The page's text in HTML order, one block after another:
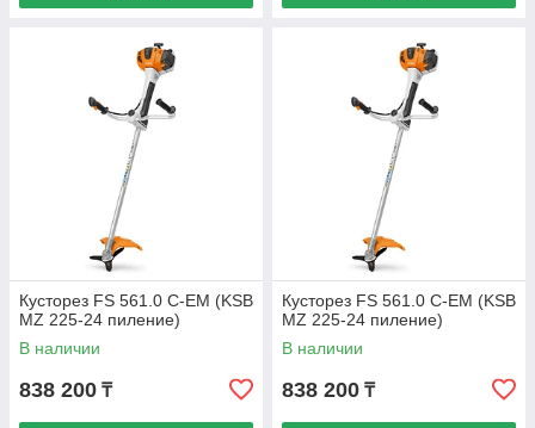
Кусторез FS 561.0 C-EM (KSB
MZ 225-24 пиление)
В наличии
838 200 ₸
Кусторез FS 561.0 C-EM (KSB
MZ 225-24 пиление)
В наличии
838 200 ₸